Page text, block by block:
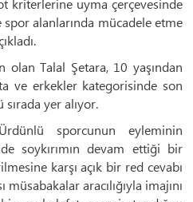
kriterlerine uyma çerçevesinde
alanlarında mücadele etme
olan Talal Şetara, 10 yaşından
ve erkekler kategorisinde son
yer alıyor.
sporcunun eyleminin
soykırımın devam ettiği bir
karşı açık bir red cevabı
aracılığıyla imajını